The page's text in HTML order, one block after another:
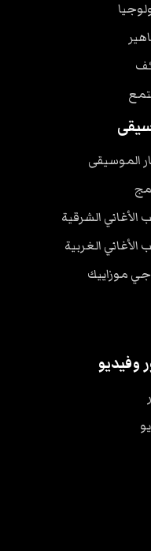
الموسيقى
الأغاني الشرقية
الأغاني الغربية
موزاييك
وفيديو